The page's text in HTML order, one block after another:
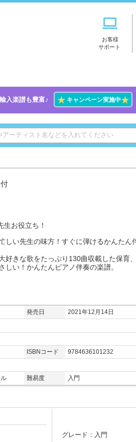
お客様
サポート
入楽譜も豊富♪ ★キャンペーン実施中★
生お役立ち！
しい先生の味方！すぐに弾けるかんたん
好きな歌をたっぷり130曲収載した保育
しい！かんたんピアノ伴奏の楽譜。
発売日
2021年12月14日
ISBNコード
9784636101232
難易度 入門
グレード：入門